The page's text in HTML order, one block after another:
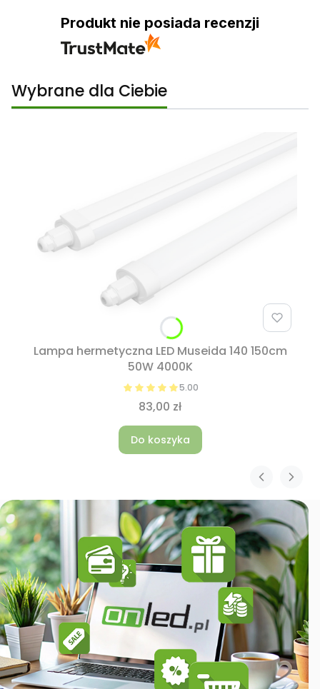
Produkt nie posiada recenzji
Wybrane dla Ciebie
Lampa hermetyczna LED Museida 140 150cm
50W 4000K
5.00
83,00 zł
Do koszyka